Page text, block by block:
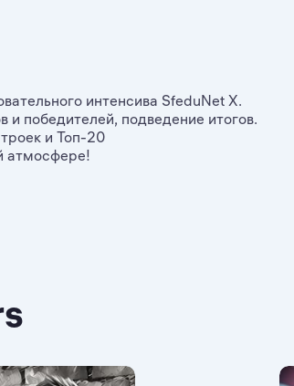
интенсива SfeduNet X.
и победителей, подведение итогов.
и Топ-20
атмосфере!